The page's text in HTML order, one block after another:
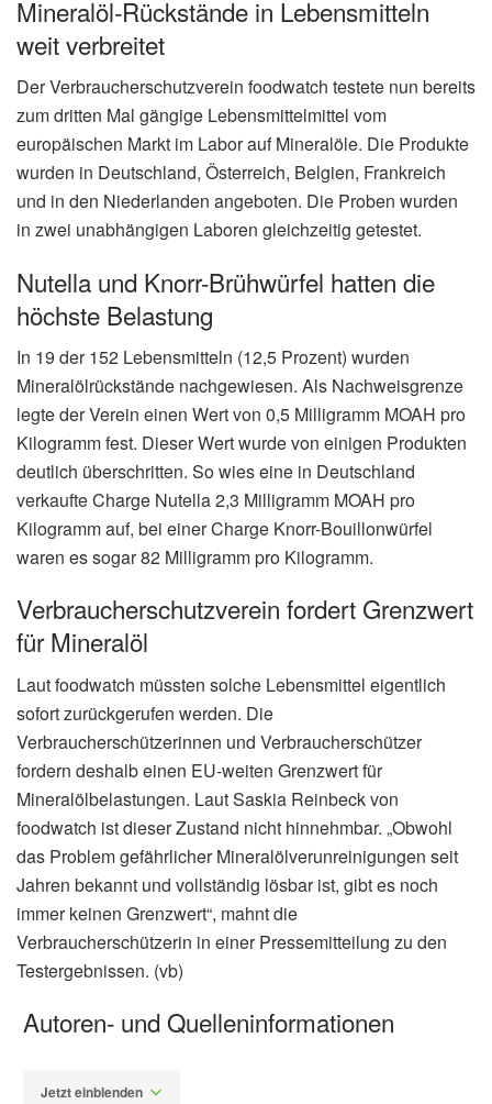
Mineralöl-Rückstände in Lebensmitteln
weit verbreitet
Der Verbraucherschutzverein foodwatch testete nun bereits
zum dritten Mal gängige Lebensmittelmittel vom
europäischen Markt im Labor auf Mineralöle. Die Produkte
wurden in Deutschland, Österreich, Belgien, Frankreich
und in den Niederlanden angeboten. Die Proben wurden
in zwei unabhängigen Laboren gleichzeitig getestet.
Nutella und Knorr-Brühwürfel hatten die
höchste Belastung
In 19 der 152 Lebensmitteln (12,5 Prozent) wurden
Mineralölrückstände nachgewiesen. Als Nachweisgrenze
legte der Verein einen Wert von 0,5 Milligramm MOAH pro
Kilogramm fest. Dieser Wert wurde von einigen Produkten
deutlich überschritten. So wies eine in Deutschland
verkaufte Charge Nutella 2,3 Milligramm MOAH pro
Kilogramm auf, bei einer Charge Knorr-Bouillonwürfel
waren es sogar 82 Milligramm pro Kilogramm.
Verbraucherschutzverein fordert Grenzwert
für Mineralöl
Laut foodwatch müssten solche Lebensmittel eigentlich
sofort zurückgerufen werden. Die
Verbraucherschützerinnen und Verbraucherschützer
fordern deshalb einen EU-weiten Grenzwert für
Mineralölbelastungen. Laut Saskia Reinbeck von
foodwatch ist dieser Zustand nicht hinnehmbar. „Obwohl
das Problem gefährlicher Mineralölverunreinigungen seit
Jahren bekannt und vollständig lösbar ist, gibt es noch
immer keinen Grenzwert“, mahnt die
Verbraucherschützerin in einer Pressemitteilung zu den
Testergebnissen. (vb)
Autoren- und Quelleninformationen
Jetzt einblenden